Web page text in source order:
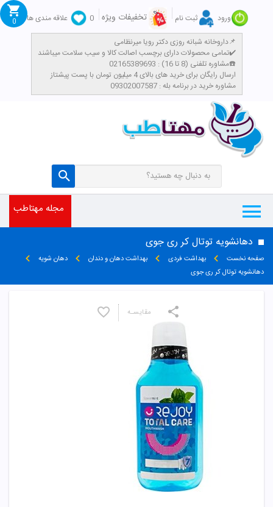
ورود ثبت نام تخفیفات ویژه 0
علاقه مندی ها
داروخانه شبانه روزی دکتر رویا میرنظامی📌
تمامی محصولات دارای برچسب اصالت کالا و سیب سلامت میباشند✔️
مشاوره تلفنی (8 تا 16) : 02165389693☎️
​ارسال رایگان برای خرید های بالای 4 میلیون تومان با پست پیشتاز
مشاوره خرید در برنامه بله : 09302007587
0
مجله مهتاطب
دهانشویه توتال کر ری جوی
صفحه نخست بهداشت فردی بهداشت دهان و دندان
دهان شویه
دهانشویه توتال کر ری جوی
مقایسـه